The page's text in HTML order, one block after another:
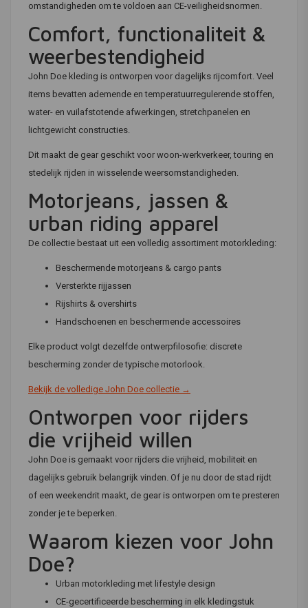
omstandigheden om te voldoen aan CE-veiligheidsnormen.
Comfort, functionaliteit &
weerbestendigheid
John Doe kleding is ontworpen voor dagelijks rijcomfort. Veel
items bevatten ademende en temperatuurregulerende stoffen,
water- en vuilafstotende afwerkingen, stretchpanelen en
lichtgewicht constructies.
Dit maakt de gear geschikt voor woon-werkverkeer, touring en
stedelijk rijden in wisselende weersomstandigheden.
Motorjeans, jassen &
urban riding apparel
De collectie bestaat uit een volledig assortiment motorkleding:
Beschermende motorjeans & cargo pants
Versterkte rijjassen
Rijshirts & overshirts
Handschoenen en beschermende accessoires
Elke product volgt dezelfde ontwerpfilosofie: discrete
bescherming zonder de typische motorlook.
Bekijk de volledige John Doe collectie →
Ontworpen voor rijders
die vrijheid willen
John Doe is gemaakt voor rijders die vrijheid, mobiliteit en
dagelijks gebruik belangrijk vinden. Of je nu door de stad rijdt
of een weekendrit maakt, de gear is ontworpen om te presteren
zonder je te beperken.
Waarom kiezen voor John
Doe?
Urban motorkleding met lifestyle design
CE-gecertificeerde bescherming in elk kledingstuk